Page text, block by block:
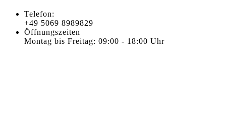
Telefon:
+49 5069 8989829
Öffnungszeiten
Montag bis Freitag: 09:00 - 18:00 Uhr